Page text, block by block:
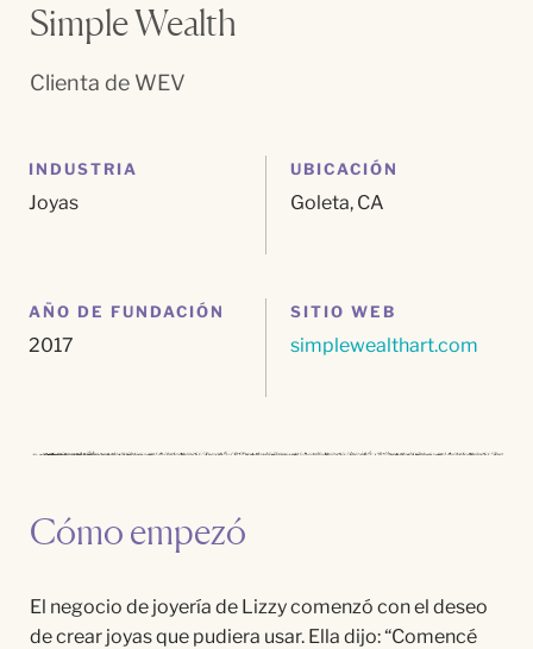
Simple Wealth
Clienta de WEV
INDUSTRIA
Joyas
UBICACIÓN
Goleta, CA
AÑO DE FUNDACIÓN
2017
SITIO WEB
simplewealthart.com
Cómo empezó
El negocio de joyería de Lizzycomenzó con el deseo
de crear joyas que pudiera usar. Ella dijo:“Comencé